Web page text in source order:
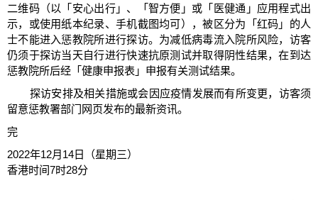
二维码（以「安心出行」、「智方便」或「医健通」应用程式出
示，或使用纸本纪录、手机截图均可），被区分为「红码」的人
士不能进入惩教院所进行探访。为减低病毒流入院所风险，访客
仍须于探访当天自行进行快速抗原测试并取得阴性结果，在到达
惩教院所后经「健康申报表」申报有关测试结果。
探访安排及相关措施或会因应疫情发展而有所变更，访客须
留意惩教署部门网页发布的最新资讯。
完
2022年12月14日（星期三）
香港时间7时28分